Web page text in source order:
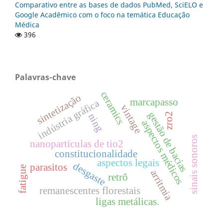
Comparativo entre as bases de dados PubMed, SciELO e
Google Acadêmico com o foco na temática Educação
Médica
396
Palavras-chave
nanopartículas de tio2
ning
constitucionalidade
aspectos legaisaspectos médicos
desgaste
vintage
retrô arritmia
indústria gráfica gestão de bacias
remanescentes florestais
sintetização
sinais sonoros
parasitos
marcapasso
ligas metálicas.
ceramics zro2
fatigue